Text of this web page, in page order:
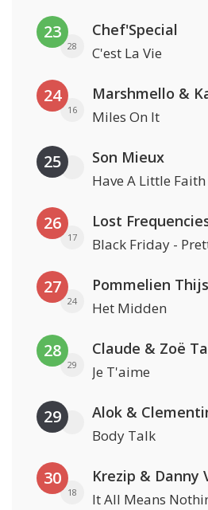
23
28
Chef'Special
C'est La Vie
24
16
Marshmello &
Miles On It
25 Son Mieux
Have A Little Faith
26
17
Lost
Black Friday -
27
24
Pommelien
Het Midden
28
29
Claude & Zoë
Je T'aime
29 Alok &
Body Talk
30
18
Krezip & Danny
It All Means